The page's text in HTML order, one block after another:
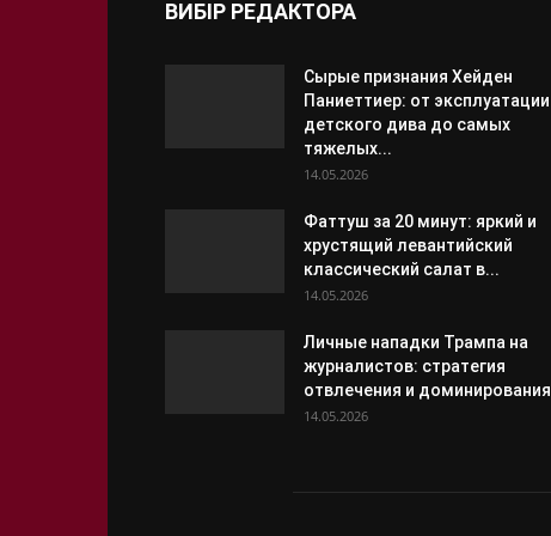
ВИБІР РЕДАКТОРА
Сырые признания Хейден
Паниеттиер: от эксплуатации
детского дива до самых
тяжелых...
14.05.2026
Фаттуш за 20 минут: яркий и
хрустящий левантийский
классический салат в...
14.05.2026
Личные нападки Трампа на
журналистов: стратегия
отвлечения и доминирования
14.05.2026